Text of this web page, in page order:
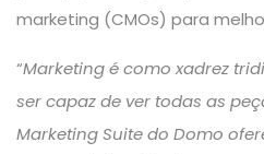
marketing (CMOs) para
“Marketing é como xadrez
ser capaz de ver todas as
Marketing Suite do Domo